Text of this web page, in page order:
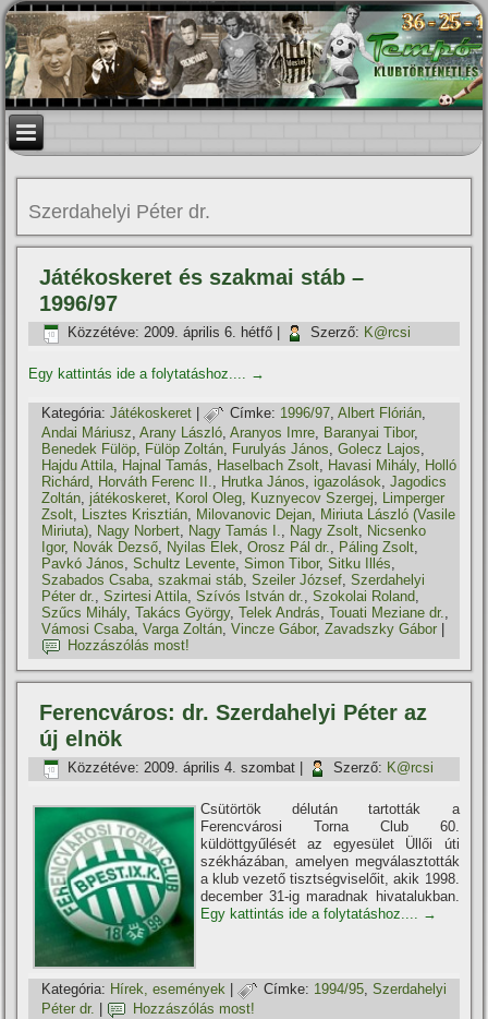
Szerdahelyi Péter dr.
Játékoskeret és szakmai stáb –
1996/97
Közzétéve: 2009. április 6. hétfő Szerző: K@rcsi
Egy kattintás ide a folytatáshoz.... →
Kategória: Játékoskeret | Címke: 1996/97,Albert Flórián,
Andai Máriusz,Arany László,Aranyos Imre, Baranyai Tibor,
Benedek Fülöp, Fülöp Zoltán, Furulyás János,Golecz Lajos,
Hajdu Attila, Hajnal Tamás, Haselbach Zsolt, Havasi Mihály, Holló
Richárd, Horváth Ferenc II., Hrutka János,igazolások,Jagodics
Zoltán,játékoskeret, Korol Oleg, Kuznyecov Szergej, Limperger
Zsolt, Lisztes Krisztián, Milovanovic Dejan, Miriuta László (Vasile
Miriuta), Nagy Norbert, Nagy Tamás I., Nagy Zsolt, Nicsenko
Igor, Novák Dezső, Nyilas Elek,Orosz Pál dr., Páling Zsolt,
Pavkó János,Schultz Levente,Simon Tibor,Sitku Illés,
Szabados Csaba,szakmai stáb,Szeiler József,Szerdahelyi
Péter dr.,Szirtesi Attila,Szí­vós István dr.,Szokolai Roland,
Szűcs Mihály,Takács György,Telek András,Touati Meziane dr.,
Vámosi Csaba,Varga Zoltán,Vincze Gábor,Zavadszky Gábor
Hozzászólás most!
Ferencváros: dr. Szerdahelyi Péter az
új elnök
Közzétéve: 2009. április 4. szombat Szerző: K@rcsi
Csütörtök délután tartották a
Ferencvárosi Torna Club 60.
küldöttgyűlését az egyesület Üllői úti
székházában, amelyen megválasztották
a klub vezető tisztségviselőit, akik 1998.
december 31-ig maradnak hivatalukban.
Egy kattintás ide a folytatáshoz.... →
Kategória: Hí­rek, események | Címke: 1994/95,Szerdahelyi
Péter dr.
Hozzászólás most!